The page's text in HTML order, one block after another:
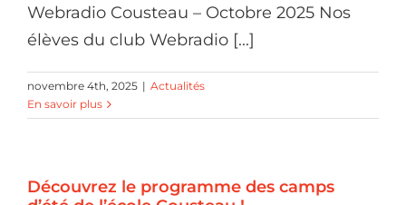
Webradio Cousteau – Octobre 2025 Nos
élèves du club Webradio [...]
novembre 4th, 2025 | Actualités
En savoir plus
Découvrez le programme des camps